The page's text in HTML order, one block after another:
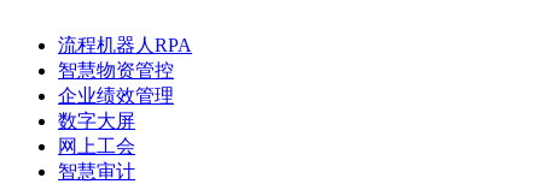
流程机器人RPA
智慧物资管控
企业绩效管理
数字大屏
网上工会
智慧审计